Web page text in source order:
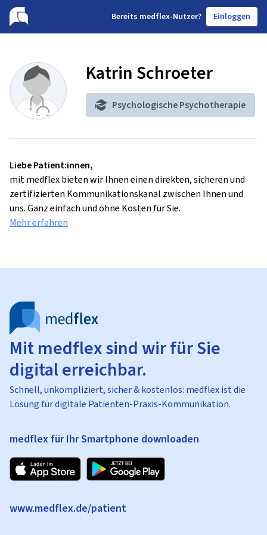
Bereits medflex-Nutzer? Einloggen
Katrin Schroeter
Psychologische Psychotherapie
Liebe Patient:innen,
mit medflex bieten wir Ihnen einen direkten, sicheren und
zertifizierten Kommunikationskanal zwischen Ihnen und
uns. Ganz einfach und ohne Kosten für Sie.
Mehr erfahren
Mit medflex sind wir für Sie
digital erreichbar.
Schnell, unkompliziert, sicher & kostenlos: medflex ist die
Lösung für digitale Patienten-Praxis-Kommunikation.
medflex für Ihr Smartphone downloaden
www.medflex.de/patient